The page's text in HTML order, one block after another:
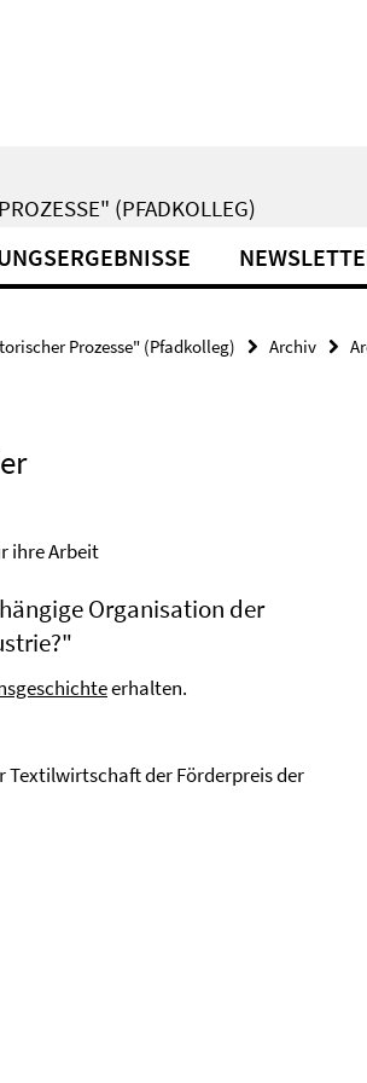
(PFADKOLLEG)
Prozesse" (Pfadkolleg) Archiv
ihre Arbeit
Organisation der
erhalten.
Textilwirtschaft der Förderpreis der